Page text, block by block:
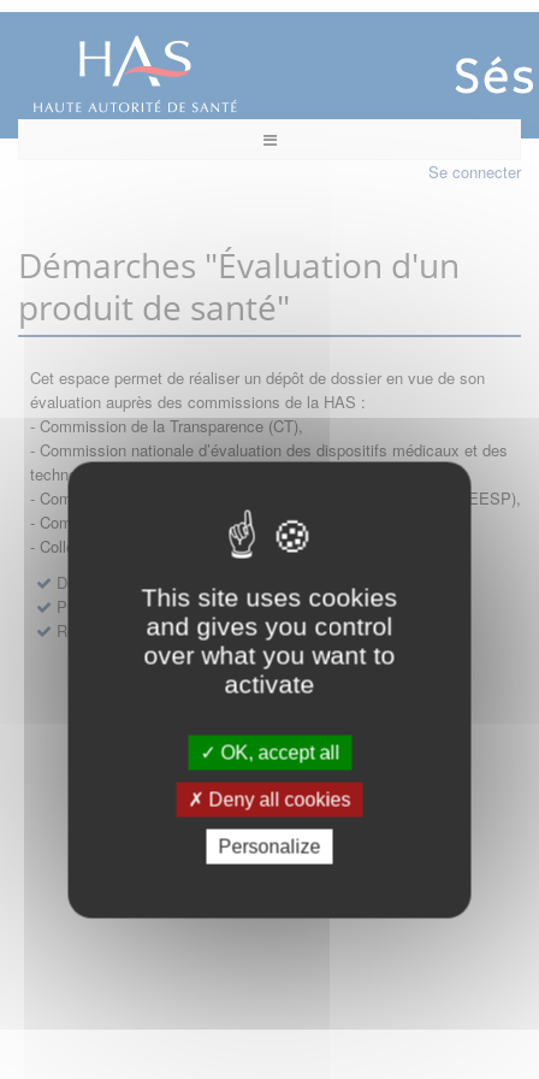
This site uses cookies
and gives you control
over what you want to
activate
OK, accept all
Deny all cookies
Personalize
Se connecter
Démarches "Évaluation d'un
produit de santé"
Cet espace permet de réaliser un dépôt de dossier en vue de son
évaluation auprès des commissions de la HAS :
- Commission de la Transparence (CT),
- Commission nationale d’évaluation des dispositifs médicaux et des
technologies de santé (CNEDiMTS),
- Commission d'évaluation économique et de santé publique (CEESP),
- Commission technique des vaccinations (CTV)
- Collège HAS (Forfait innovation : DM, DM-DIV, actes)
Dépôt d'un dossier pour un produit de santé
Protocoles d'études post-inscription
Rencontres précoces